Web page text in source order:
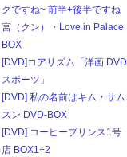
グですね~ 前半+後半ですね
宮（クン）・Love in Palace
BOX
[DVD]コアリズム「洋画 DVD
スポーツ」
[DVD] 私の名前はキム・サム
スン DVD-BOX
[DVD] コーヒープリンス1号
店 BOX1+2